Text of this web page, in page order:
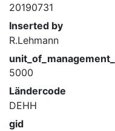
20190731
Inserted by
R.Lehmann
5000
Ländercode
DEHH
gid